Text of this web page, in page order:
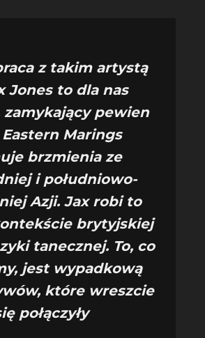
z takim artystą
Jones to dla nas
pewien
Marings
brzmienia ze
i południowo-
Azji. Jax robi to
brytyjskiej
tanecznej. To, co
jest wypadkową
które wreszcie
połączyły